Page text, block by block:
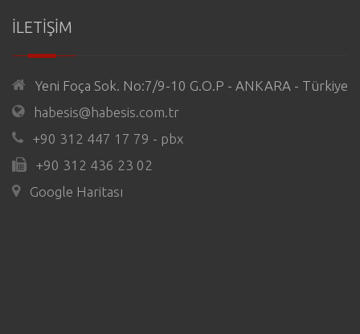
İLETİŞİM
Yeni Foça Sok. No:7/9-10 G.O.P - ANKARA - Türkiye
habesis@habesis.com.tr
+90 312 447 17 79 - pbx
+90 312 436 23 02
Google Haritası